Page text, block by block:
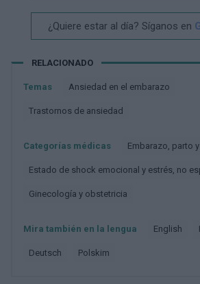
¿Quiere estar al día? Síganos en
RELACIONADO
Temas Ansiedad en el embarazo
Trastornos de ansiedad
Categorías médicas Embarazo, parto
Estado de shock emocional y estrés, no
Ginecología y obstetricia
Mira también en la lengua english
deutsch polskim